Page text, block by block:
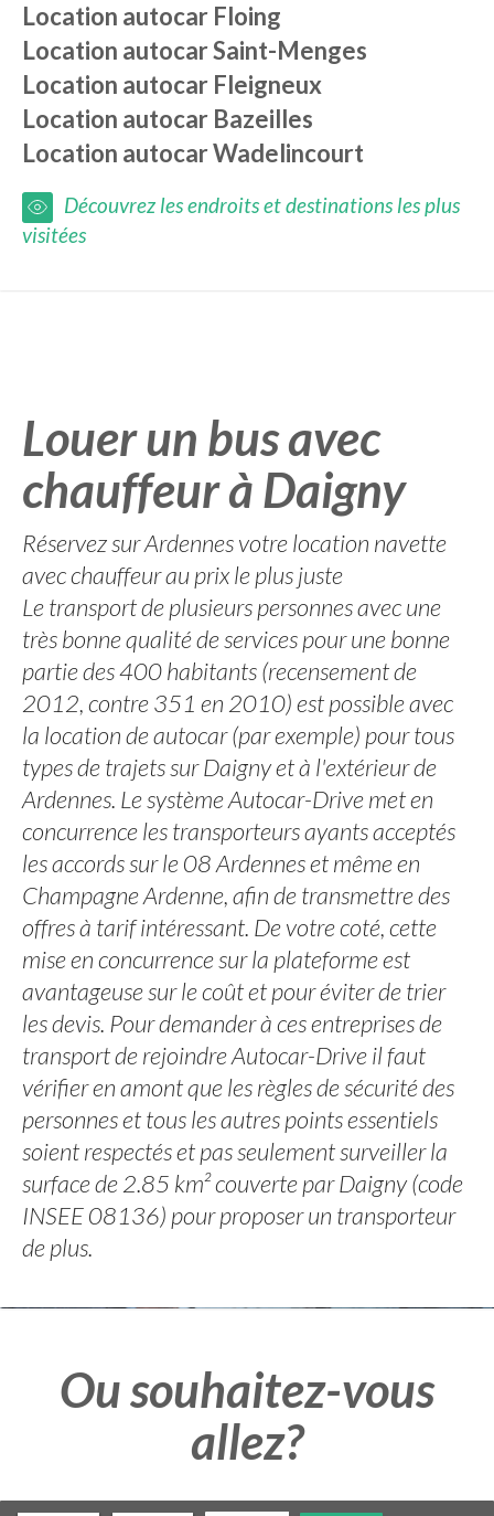
Location autocar Floing
Location autocarSaint-Menges
Location autocar Fleigneux
Location autocar Bazeilles
Location autocarWadelincourt
Découvrez les endroits et destinations les plus
visitées
Louer un bus avec
chauffeur à Daigny
Réservez sur Ardennes votre location navette
avec chauffeur au prix le plus juste
Le transport de plusieurs personnes avec une
très bonne qualité de services pour une bonne
partie des 400 habitants (recensement de
2012, contre 351 en 2010) est possible avec
la location de autocar (par exemple) pour tous
types de trajets sur Daigny et à l'extérieur de
Ardennes. Le système Autocar-Drive met en
concurrence les transporteurs ayants acceptés
les accords sur le 08 Ardennes et même en
Champagne Ardenne, afin de transmettre des
offres à tarif intéressant. De votre coté, cette
mise en concurrence sur la plateforme est
avantageuse sur le coût et pour éviter de trier
les devis. Pour demander à ces entreprises de
transport de rejoindre Autocar-Drive il faut
vérifier en amont que les règles de sécurité des
personnes et tous les autres points essentiels
soient respectés et pas seulement surveiller la
surface de 2.85 km² couverte par Daigny (code
INSEE 08136) pour proposer un transporteur
de plus.
Ou souhaitez-vous
allez?